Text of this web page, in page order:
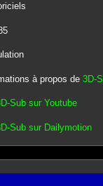
à propos de 3D-
Sub sur Youtube
Sub sur Dailymotion